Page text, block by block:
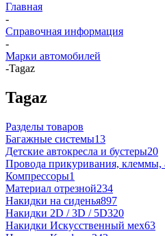
Главная
-
Справочная информация
-
Марки автомобилей
-Tagaz
Tagaz
Разделы товаров
Багажные системы13
Детские автокресла и бустеры20
Провода прикуривания, клеммы,
Компрессоры1
Материал отрезной234
Накидки на сиденья897
Накидки 2D / 3D / 5D320
Накидки Искусственный мех63